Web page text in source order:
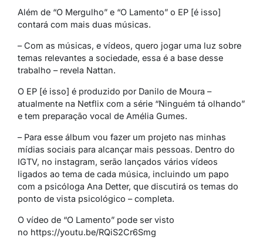
Além de “O Mergulho” e “O Lamento” o EP [é isso]
contará com mais duas músicas.
– Com as músicas, e vídeos, quero jogar uma luz sobre
temas relevantes a sociedade, essa é a base desse
trabalho – revela Nattan.
O EP [é isso] é produzido por Danilo de Moura –
atualmente na Netflix com a série “Ninguém tá olhando”
e tem preparação vocal de Amélia Gumes.
– Para esse álbum vou fazer um projeto nas minhas
mídias sociais para alcançar mais pessoas. Dentro do
IGTV, no instagram, serão lançados vários vídeos
ligados ao tema de cada música, incluindo um papo
com a psicóloga Ana Detter, que discutirá os temas do
ponto de vista psicológico – completa.
O vídeo de “O Lamento” pode ser visto
no https://youtu.be/RQiS2Cr6Smg